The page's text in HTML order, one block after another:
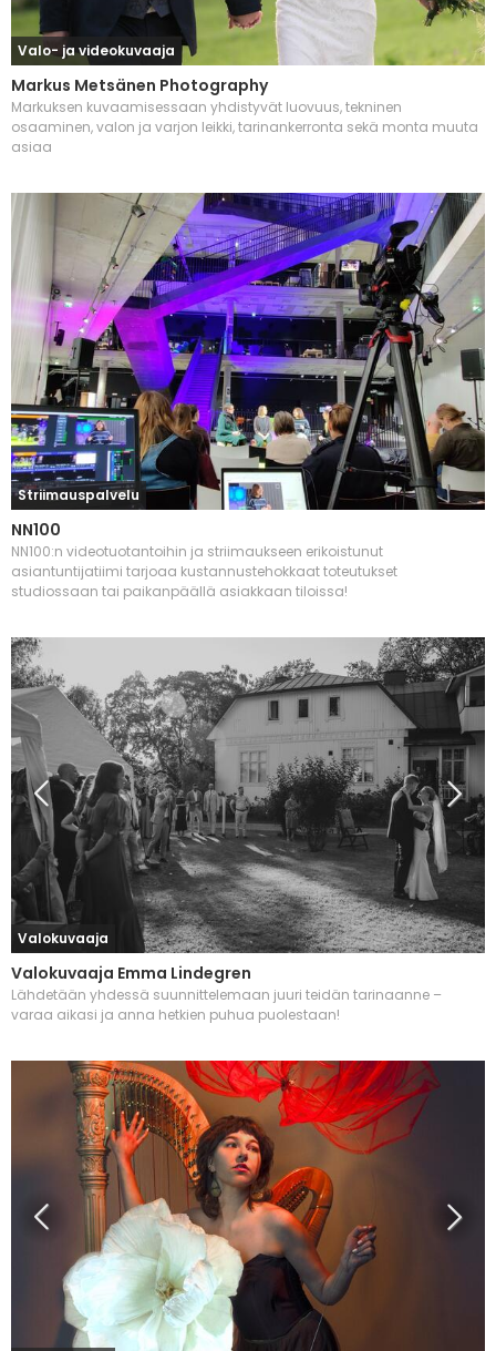
Valo- ja videokuvaaja
Markus Metsänen Photography
Markuksen kuvaamisessaan yhdistyvät luovuus, tekninen
osaaminen, valon ja varjon leikki, tarinankerronta sekä monta muuta
asiaa
Striimauspalvelu
NN100
NN100:n videotuotantoihin ja striimaukseen erikoistunut
asiantuntijatiimi tarjoaa kustannustehokkaat toteutukset
studiossaan tai paikanpäällä asiakkaan tiloissa!
Valokuvaaja
Valokuvaaja Emma Lindegren
Lähdetään yhdessä suunnittelemaan juuri teidän tarinaanne –
varaa aikasi ja anna hetkien puhua puolestaan!